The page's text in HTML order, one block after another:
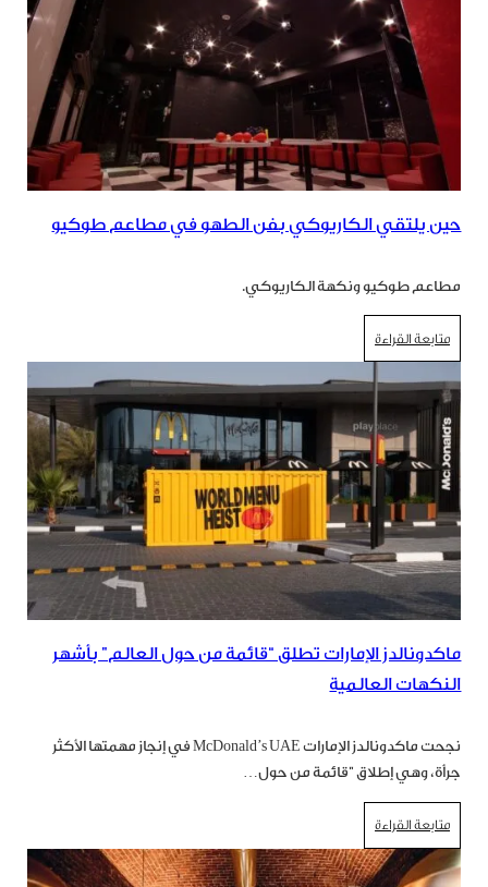
حين يلتقي الكاريوكي بفن الطهو في مطاعم طوكيو
مطاعم طوكيو ونكهة الكاريوكي.
متابعة القراءة
ماكدونالدز الإمارات تطلق “قائمة من حول العالم” بأشهر
النكهات العالمية
نجحت ماكدونالدز الإمارات McDonald’s UAE في إنجاز مهمتها الأكثر
جرأة، وهي إطلاق "قائمة من حول…
متابعة القراءة